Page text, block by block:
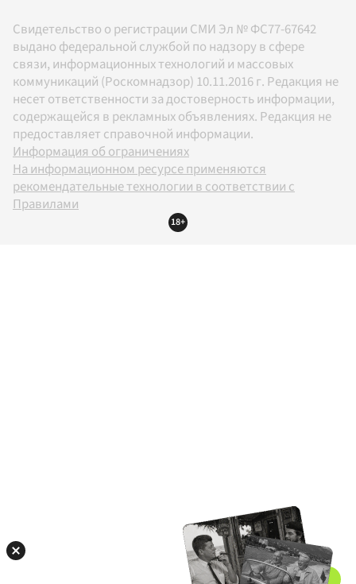
Свидетельство о регистрации СМИ Эл № ФС77-67642
выдано федеральной службой по надзору в сфере
связи, информационных технологий и массовых
коммуникаций (Роскомнадзор) 10.11.2016 г. Редакция не
несет ответственности за достоверность информации,
содержащейся в рекламных объявлениях. Редакция не
предоставляет справочной информации.
Информация об ограничениях
На информационном ресурсе применяются
рекомендательные технологии в соответствии с
Правилами
18+